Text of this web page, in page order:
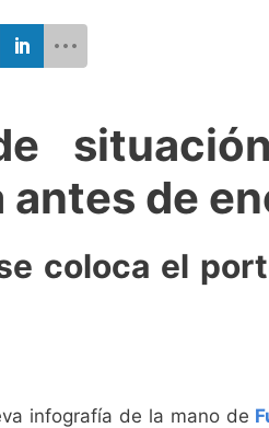
de
coloca el
infografía de la mano de